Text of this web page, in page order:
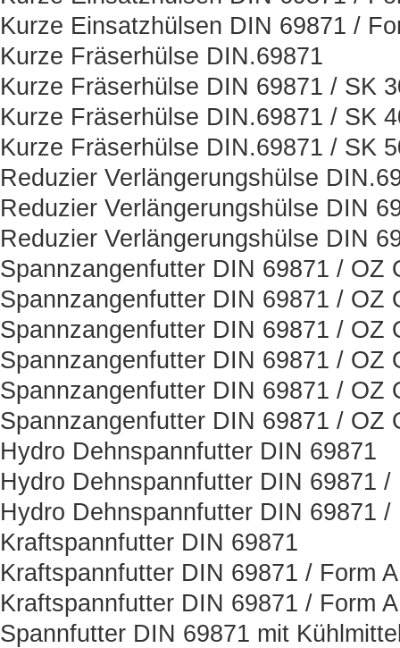
Kurze Einsatzhülsen DIN 69871 /
Kurze Fräserhülse DIN.69871
Kurze Fräserhülse DIN 69871 / SK
Kurze Fräserhülse DIN.69871 / SK
Kurze Fräserhülse DIN.69871 / SK
Reduzier Verlängerungshülse
Reduzier Verlängerungshülse DIN
Reduzier Verlängerungshülse DIN
Spannzangenfutter DIN 69871 / OZ
Spannzangenfutter DIN 69871 / OZ
Spannzangenfutter DIN 69871 / OZ
Spannzangenfutter DIN 69871 / OZ
Spannzangenfutter DIN 69871 / OZ
Spannzangenfutter DIN 69871 / OZ
Hydro Dehnspannfutter DIN 69871
Hydro Dehnspannfutter DIN 69871
Hydro Dehnspannfutter DIN 69871
Kraftspannfutter DIN 69871
Kraftspannfutter DIN 69871 / Form
Kraftspannfutter DIN 69871 / Form
Spannfutter DIN 69871 mit